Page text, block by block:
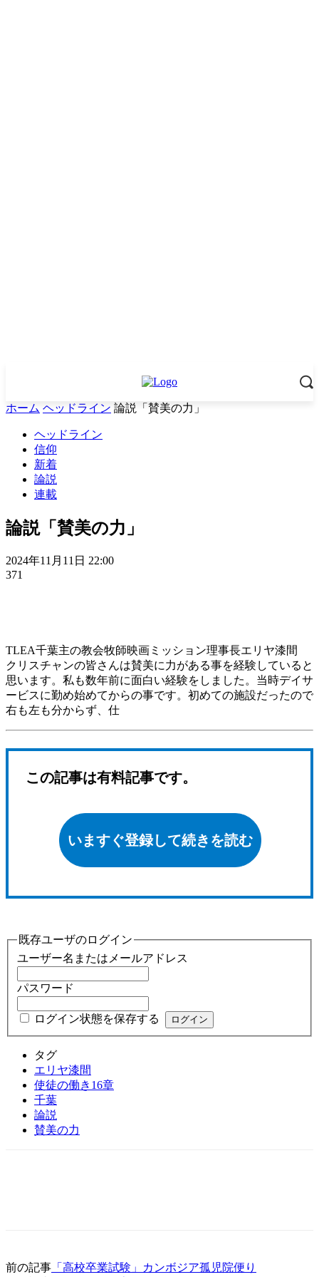
ホーム ヘッドライン 論説「賛美の力」
ヘッドライン
信仰
新着
論説
連載
論説「賛美の力」
2024年11月11日 22:00
371
TLEA千葉主の教会牧師映画ミッション理事長エリヤ漆間
クリスチャンの皆さんは賛美に力がある事を経験していると
思います。私も数年前に面白い経験をしました。当時デイサ
ービスに勤め始めてからの事です。初めての施設だったので
右も左も分からず、仕
この記事は有料記事です。
いますぐ登録して続きを読む
既存ユーザのログイン
ユーザー名またはメールアドレス
パスワード
ログイン状態を保存する
タグ
エリヤ漆間
使徒の働き16章
千葉
論説
賛美の力
前の記事 「高校卒業試験」カンボジア孤児院便り